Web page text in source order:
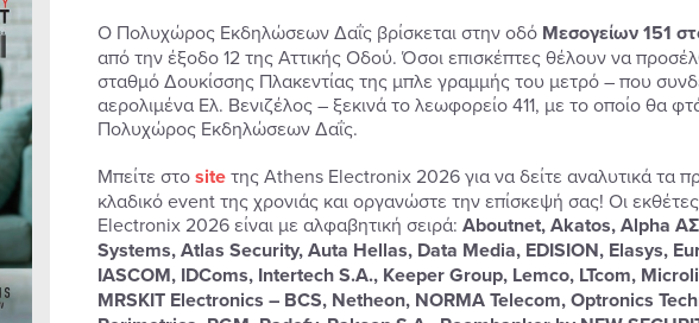
Ο Πολυχώρος Εκδηλώσεων Δαΐς βρίσκεται στην οδό Μεσογείων 151
από την έξοδο 12 της Αττικής Οδού. Όσοι επισκέπτες θέλουν να
σταθμό Δουκίσσης Πλακεντίας της μπλε γραμμής του μετρό – που
αερολιμένα Ελ. Βενιζέλος – ξεκινά το λεωφορείο 411, με το οποίο θα
Πολυχώρος Εκδηλώσεων Δαΐς.
Μπείτε στοsiteτης Athens Electronix 2026 για να δείτε αναλυτικά τα
κλαδικό event της χρονιάς και οργανώστε την επίσκεψή σας! Οι
Electronix 2026 είναι με αλφαβητική σειρά: Aboutnet, Akatos, Alpha
Systems, Atlas Security, Auta Hellas, Data Media, EDISION, Elasys,
IASCOM, IDComs, Intertech S.A., Keeper Group, Lemco, LTcom,
MRSKIT Electronics – BCS, Netheon, NORMA Telecom, Optronics